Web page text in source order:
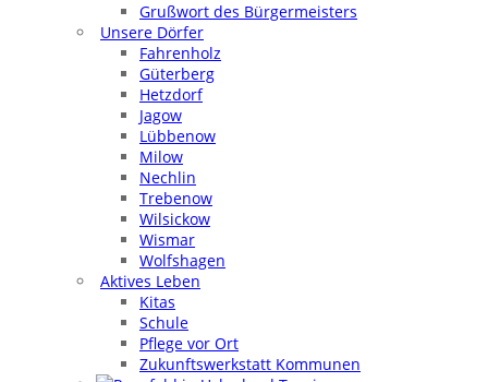
Grußwort des Bürgermeisters
Unsere Dörfer
Fahrenholz
Güterberg
Hetzdorf
Jagow
Lübbenow
Milow
Nechlin
Trebenow
Wilsickow
Wismar
Wolfshagen
Aktives Leben
Kitas
Schule
Pflege vor Ort
Zukunftswerkstatt Kommunen